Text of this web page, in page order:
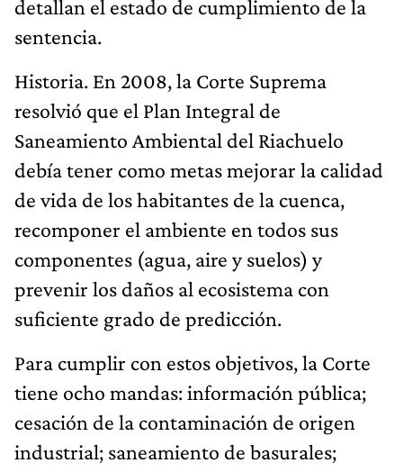
detallan el estado de cumplimiento de la
sentencia.
Historia. En 2008, la Corte Suprema
resolvió que el Plan Integral de
Saneamiento Ambiental del Riachuelo
debía tener como metas mejorar la calidad
de vida de los habitantes de la cuenca,
recomponer el ambiente en todos sus
componentes (agua, aire y suelos) y
prevenir los daños al ecosistema con
suficiente grado de predicción.
Para cumplir con estos objetivos, la Corte
tiene ocho mandas: información pública;
cesación de la contaminación de origen
industrial; saneamiento de basurales;